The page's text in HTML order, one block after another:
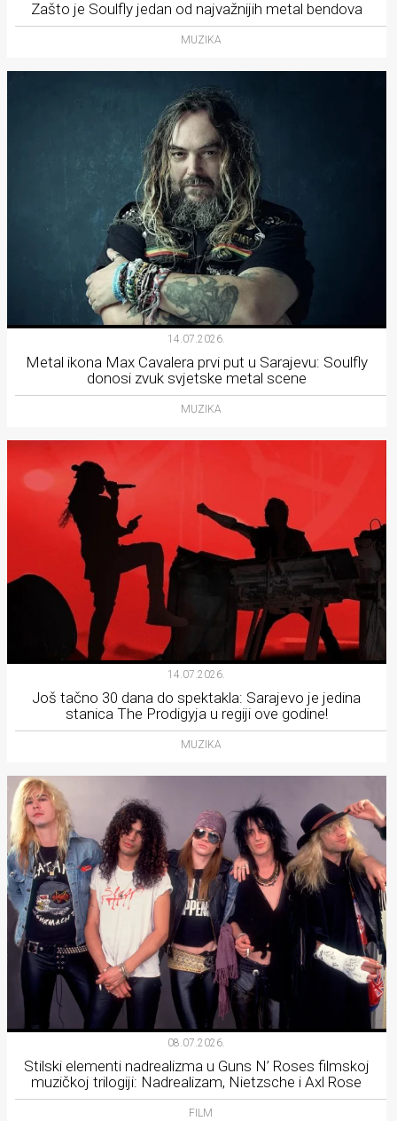
Zašto je Soulfly jedan od najvažnijih metal bendova
MUZIKA
14.07.2026.
Metal ikona Max Cavalera prvi put u Sarajevu: Soulfly
donosi zvuk svjetske metal scene
MUZIKA
14.07.2026.
Još tačno 30 dana do spektakla: Sarajevo je jedina
stanica The Prodigyja u regiji ove godine!
MUZIKA
08.07.2026.
Stilski elementi nadrealizma u Guns N’ Roses filmskoj
muzičkoj trilogiji: Nadrealizam, Nietzsche i Axl Rose
FILM